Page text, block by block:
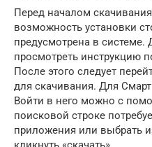
Перед началом
возможность установки
предусмотрена в системе.
просмотреть инструкцию
После этого следует
для скачивания. Для
Войти в него можно с
поисковой строке
приложения или выбрать